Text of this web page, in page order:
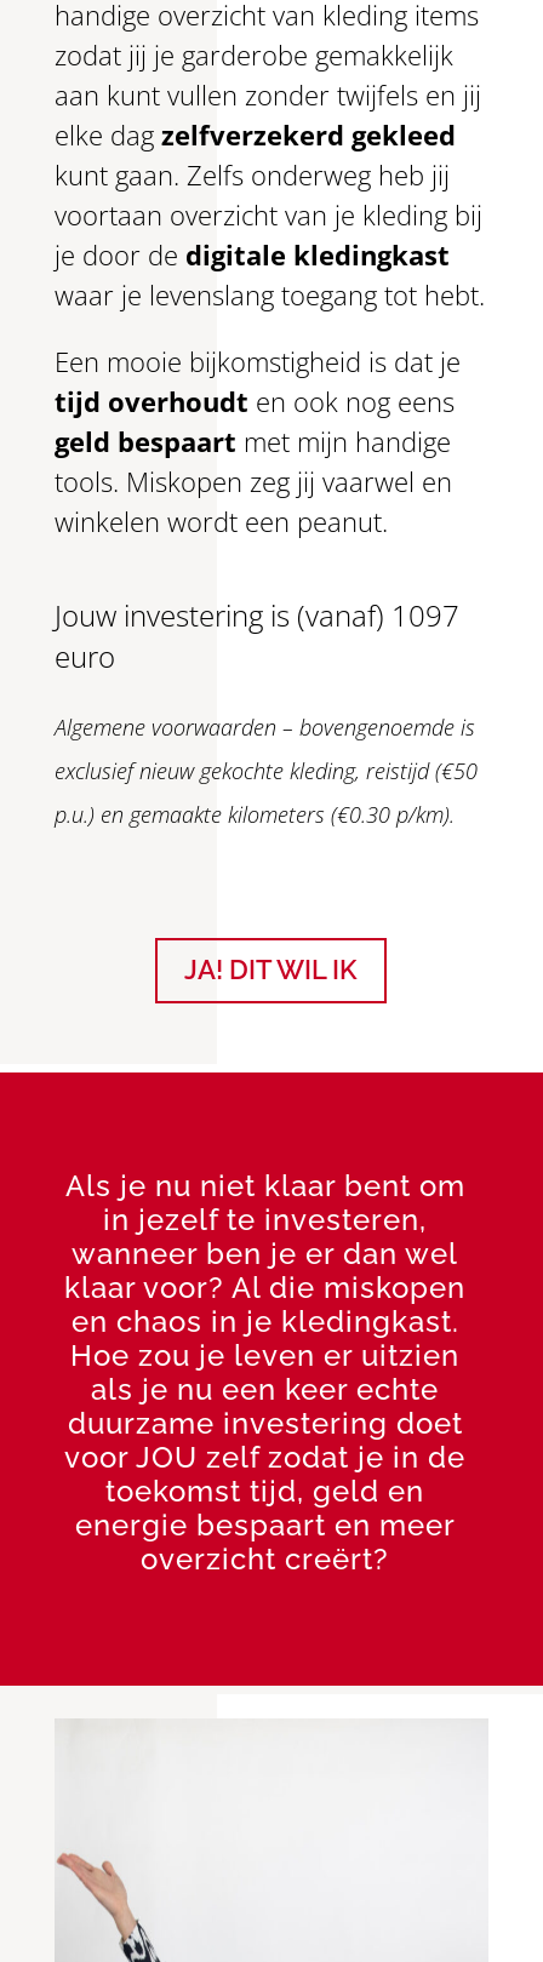
handige overzicht van kleding items
zodat jij je garderobe gemakkelijk
aan kunt vullen zonder twijfels en jij
elke dag zelfverzekerd gekleed
kunt gaan. Zelfs onderweg heb jij
voortaan overzicht van je kleding bij
je door de digitale kledingkast
waar je levenslang toegang tot hebt.
Een mooie bijkomstigheid is dat je
tijd overhoudt en ook nog eens
geld bespaart met mijn handige
tools. Miskopen zeg jij vaarwel en
winkelen wordt een peanut.
Jouw investering is (vanaf) 1097
euro
Algemene voorwaarden – bovengenoemde is
exclusief nieuw gekochte kleding, reistijd (€50
p.u.) en gemaakte kilometers (€0.30 p/km).
JA! DIT WIL IK
Als je nu niet klaar bent om
in jezelf te investeren,
wanneer ben je er dan wel
klaar voor? Al die miskopen
en chaos in je kledingkast.
Hoe zou je leven er uitzien
als je nu een keer echte
duurzame investering doet
voor JOU zelf zodat je in de
toekomst tijd, geld en
energie bespaart en meer
overzicht creërt?